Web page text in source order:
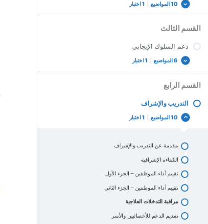
10 المواضيع
القسم الثالث
دعم السلوك الإيجابي
6 المواضيع
القسم الرابع
التدريب والإشراف
10 المواضيع
مقدمة عن التدريب والإشراف
الكفاءة الإشرافية
تقييم أداء الموظفين – الجزء الأول
تقييم أداء الموظفين – الجزء الثاني
مراقبة التدخلات العلاجية
تقديم الدعم للأخصائيين والأسر